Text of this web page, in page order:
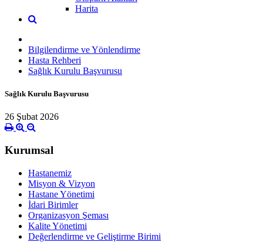
Harita
Bilgilendirme ve Yönlendirme
Hasta Rehberi
Sağlık Kurulu Başvurusu
Sağlık Kurulu Başvurusu
26 Şubat 2026
Kurumsal
Hastanemiz
Misyon & Vizyon
Hastane Yönetimi
İdari Birimler
Organizasyon Şeması
Kalite Yönetimi
Değerlendirme ve Geliştirme Birimi